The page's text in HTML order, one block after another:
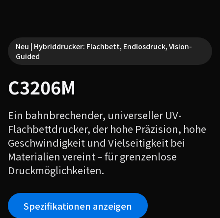
Neu | Hybriddrucker: Flachbett, Endlosdruck, Vision-
Guided
C3206M
Ein bahnbrechender, universeller UV-
Flachbettdrucker, der hohe Präzision, hohe
Geschwindigkeit und Vielseitigkeit bei
Materialien vereint – für grenzenlose
Druckmöglichkeiten.
Spezifikationen anzeigen